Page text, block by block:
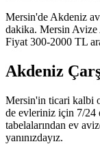
Mersin'de Akdeniz
dakika. Mersin Avize
Fiyat 300-2000 TL
Akdeniz
Mersin'in ticari kalbi
de evleriniz için 7/24
tabelalarından ev
yanınızdayız.